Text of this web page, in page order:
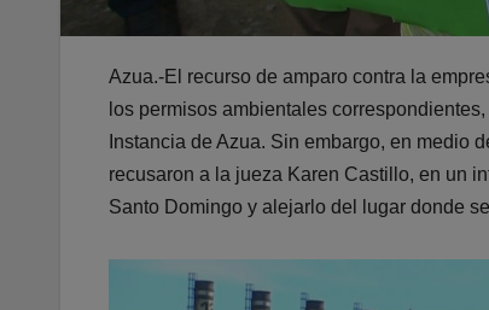
Azua.-El recurso de amparo contra la
los permisos ambientales
Instancia de Azua. Sin embargo, en medio
recusaron a la jueza Karen Castillo, en un
Santo Domingo y alejarlo del lugar donde